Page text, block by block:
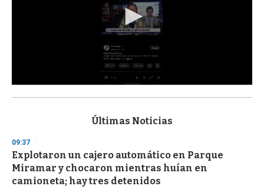
s
d
s
o
f
3
Últimas Noticias
09:37
Explotaron un cajero automático en Parque
Miramar y chocaron mientras huían en
camioneta; hay tres detenidos